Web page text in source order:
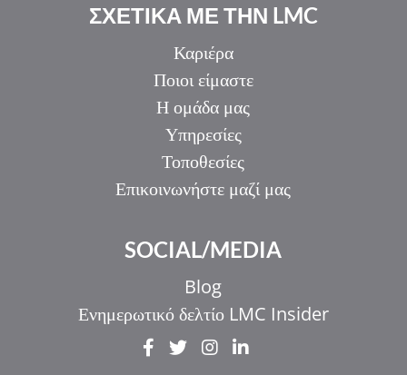
ΣΧΕΤΙΚΑ ΜΕ ΤΗΝ LMC
Καριέρα
Ποιοι είμαστε
Η ομάδα μας
Υπηρεσίες
Τοποθεσίες
Επικοινωνήστε μαζί μας
SOCIAL/MEDIA
Blog
Ενημερωτικό δελτίο LMC Insider
UR